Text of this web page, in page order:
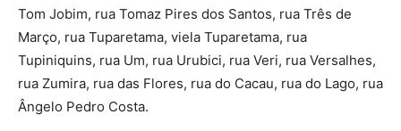
Tom Jobim, rua Tomaz Pires dos Santos, rua Três de
Março, rua Tuparetama, viela Tuparetama, rua
Tupiniquins, rua Um, rua Urubici, rua Veri, rua Versalhes,
rua Zumira, rua das Flores, rua do Cacau, rua do Lago, rua
Ângelo Pedro Costa.